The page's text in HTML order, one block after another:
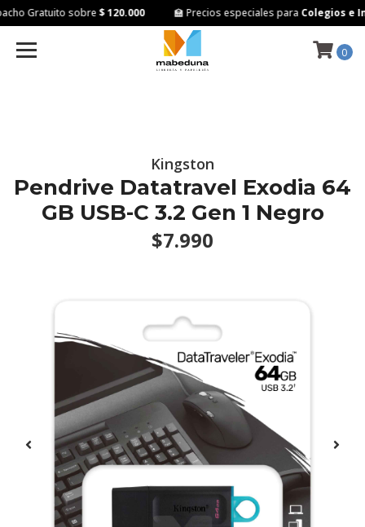
Gratuito sobre$ 120.000 🏫 Precios especiales paraColegios e
0
Kingston
Pendrive Datatravel Exodia 64
GB USB-C 3.2 Gen 1 Negro
$7.990